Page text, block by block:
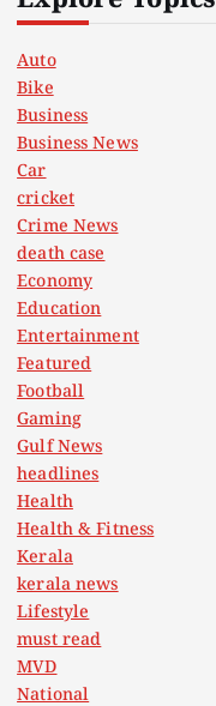
Auto
Bike
Business
Business News
Car
cricket
Crime News
death case
Economy
Education
Entertainment
Featured
Football
Gaming
Gulf News
headlines
Health
Health & Fitness
Kerala
kerala news
Lifestyle
must read
MVD
National